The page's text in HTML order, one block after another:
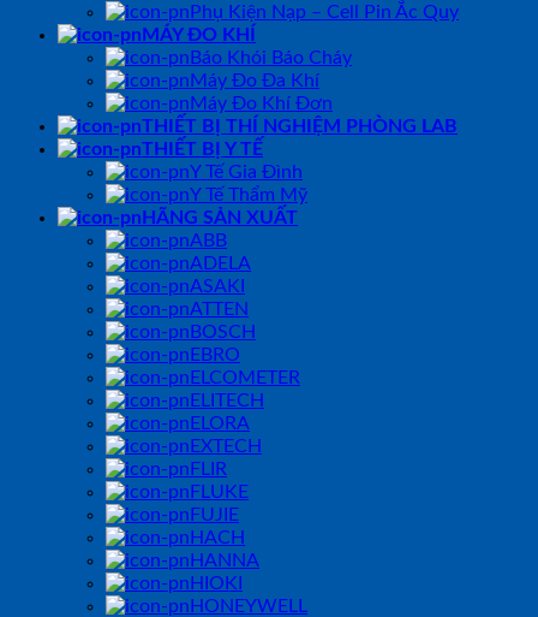
Phụ Kiện Nạp – Cell Pin Ắc Quy
MÁY ĐO KHÍ
Báo Khói Báo Cháy
Máy Đo Đa Khí
Máy Đo Khí Đơn
THIẾT BỊ THÍ NGHIỆM PHÒNG LAB
THIẾT BỊ Y TẾ
Y Tế Gia Đình
Y Tế Thẩm Mỹ
HÃNG SẢN XUẤT
ABB
ADELA
ASAKI
ATTEN
BOSCH
EBRO
ELCOMETER
ELITECH
ELORA
EXTECH
FLIR
FLUKE
FUJIE
HACH
HANNA
HIOKI
HONEYWELL